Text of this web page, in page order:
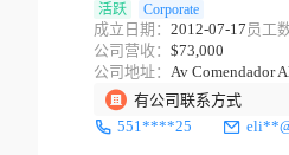
活跃
Corporate
成立日期： 2012-07-17 员工
公司营收： $73,000
公司地址：
有公司联系方式
551****25